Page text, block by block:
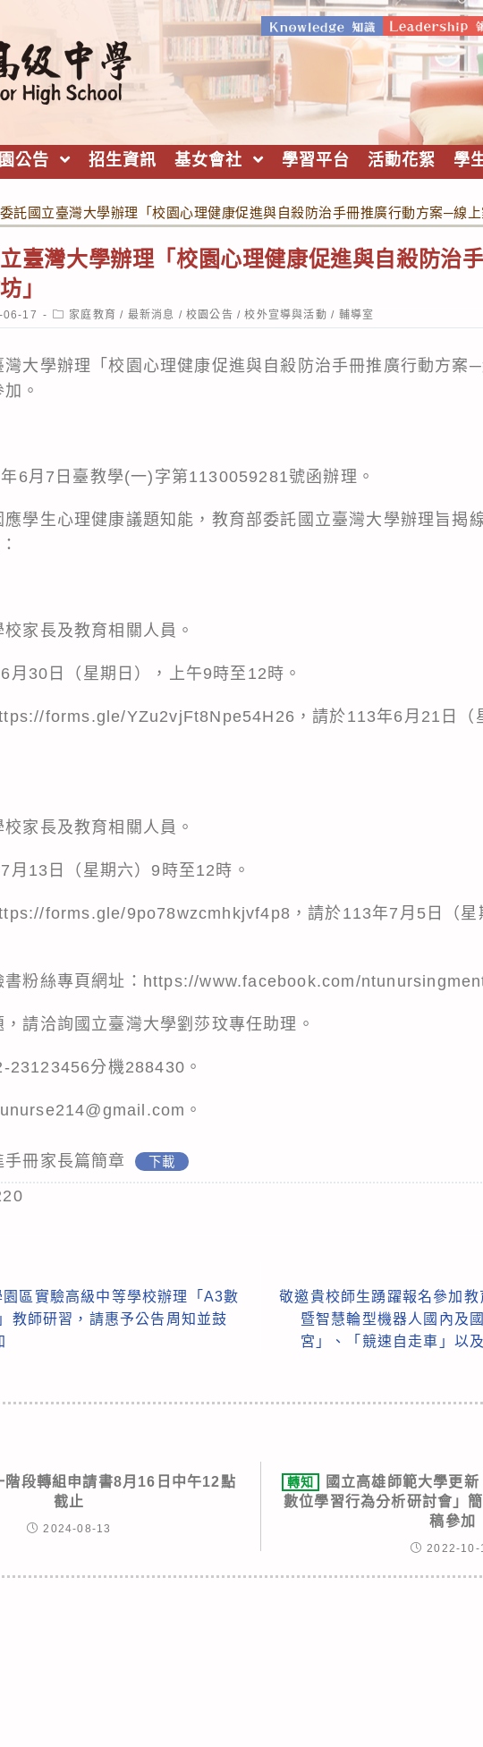
公告 招生資訊 基女會社 學習平台 活動花絮 學
託國立臺灣大學辦理「校園心理健康促進與自殺防治手冊推廣行動方案─線上
臺灣大學辦理「校園心理健康促進與自殺防治
」
06-17
Post
category:
家庭教育 / 最新消息 / 校園公告 / 校外宣導與活動 / 輔導室
灣大學辦理「校園心理健康促進與自殺防治手冊推廣行動方案
。
6月7日臺教學(一)字第1130059281號函辦理。
應學生心理健康議題知能，教育部委託國立臺灣大學辦理旨揭
家長及教育相關人員。
月30日（星期日），上午9時至12時。
forms.gle/YZu2vjFt8Npe54H26，請於113年6月21日（
家長及教育相關人員。
月13日（星期六）9時至12時。
forms.gle/9po78wzcmhkjvf4p8，請於113年7月5日（星
書粉絲專頁網址：https://www.facebook.com/
請洽詢國立臺灣大學劉莎玟專任助理。
23123456分機288430。
。
冊家長篇簡章 下載
園區實驗高級中等學校辦理「A3數
教師研習，請惠予公告周知並鼓
敬邀貴校師生踴躍報名參加
暨智慧輪型機器人國內及
宮」、「競速自走車」以
階段轉組申請書8月16日中午12點
截止
2024-08-13
轉知
國立高雄師範大學更
數位學習行為分析研討會」
稿參加
2022-10-